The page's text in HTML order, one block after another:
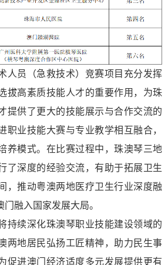
员（急救技术）竞赛项目充分发挥
拔高素质技能人才的重要作用，为珠
提供了更大的技能展示与合作交流的
职业技能大赛与专业教学相互融合，
养模式。在比赛过程中，珠澳琴三地
了深度的经验交流，有助于拓展卫生
，推动粤澳两地医疗卫生行业深度融
融入国家发展大局。
续深化珠澳琴职业技能建设领域的
两地居民弘扬工匠精神，助力民生事
促进澳门经济适度多元发展提供更有